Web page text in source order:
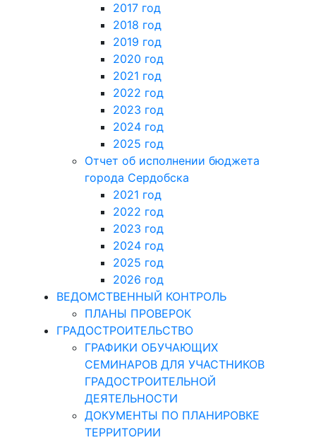
2017 год
2018 год
2019 год
2020 год
2021 год
2022 год
2023 год
2024 год
2025 год
Отчет об исполнении бюджета
города Сердобска
2021 год
2022 год
2023 год
2024 год
2025 год
2026 год
ВЕДОМСТВЕННЫЙ КОНТРОЛЬ
ПЛАНЫ ПРОВЕРОК
ГРАДОСТРОИТЕЛЬСТВО
ГРАФИКИ ОБУЧАЮЩИХ
СЕМИНАРОВ ДЛЯ УЧАСТНИКОВ
ГРАДОСТРОИТЕЛЬНОЙ
ДЕЯТЕЛЬНОСТИ
ДОКУМЕНТЫ ПО ПЛАНИРОВКЕ
ТЕРРИТОРИИ